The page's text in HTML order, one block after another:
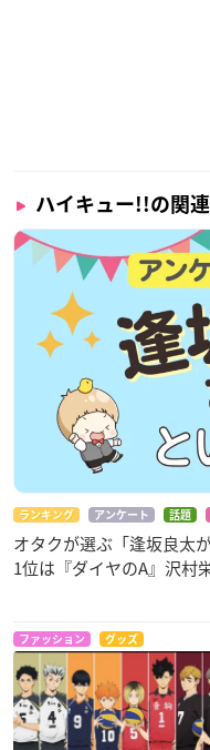
ハイキュー!!の関
ランキング アンケート 話題
オタクが選ぶ「逢坂良太
1位は『ダイヤのA』沢村
ファッション グッズ